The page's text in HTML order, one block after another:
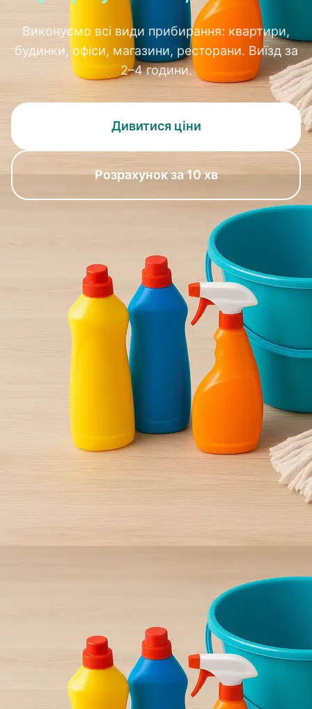
Виконуємо всі види прибирання: квартири,
будинки, офіси, магазини, ресторани. Виїзд за
2–4 години.
Дивитися ціни
Розрахунок за 10 хв